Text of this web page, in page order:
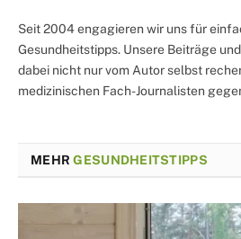
Seit 2004 engagieren wir uns für
Gesundheitstipps. Unsere Beiträge
dabei nicht nur vom Autor selbst
medizinischen Fach-Journalisten
MEHRGESUNDHEITSTIPPS